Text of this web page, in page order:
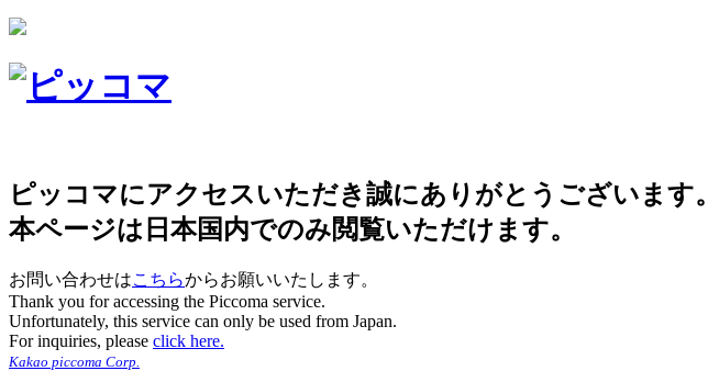
ピッコマにアクセスいただき誠にありがとうございます。
本ページは日本国内でのみ閲覧いただけます。
お問い合わせはこちらからお願いいたします。
Thank you for accessing the Piccoma service.
Unfortunately, this service can only be used from Japan.
For inquiries, please click here.
Kakao piccoma Corp.